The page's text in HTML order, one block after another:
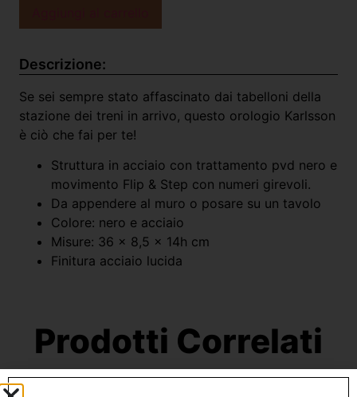
Descrizione:
Se sei sempre stato affascinato dai tabelloni della
stazione dei treni in arrivo, questo orologio Karlsson
è ciò che fai per te!
Struttura in acciaio con trattamento pvd nero e
movimento Flip & Step con numeri girevoli.
Da appendere al muro o posare su un tavolo
Colore: nero e acciaio
Misure: 36 x 8,5 x 14h cm
Finitura acciaio lucida
Prodotti Correlati